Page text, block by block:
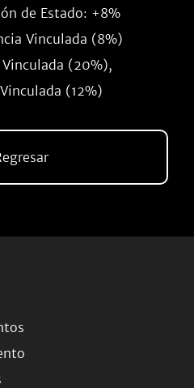
de Estado: +8%
Vinculada (8%)
(20%),
(12%)